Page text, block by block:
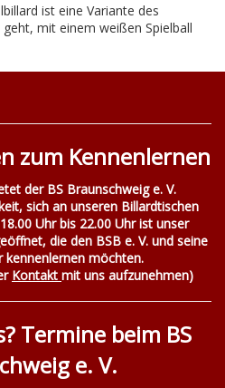
ist eine Variante des
mit einem weißen Spielball
zum Kennenlernen
der BS Braunschweig e. V.
sich an unseren Billardtischen
Uhr bis 22.00 Uhr ist unser
die den BSB e. V. und seine
kennenlernen möchten.
Kontakt mit uns aufzunehmen)
Termine beim BS
e. V.